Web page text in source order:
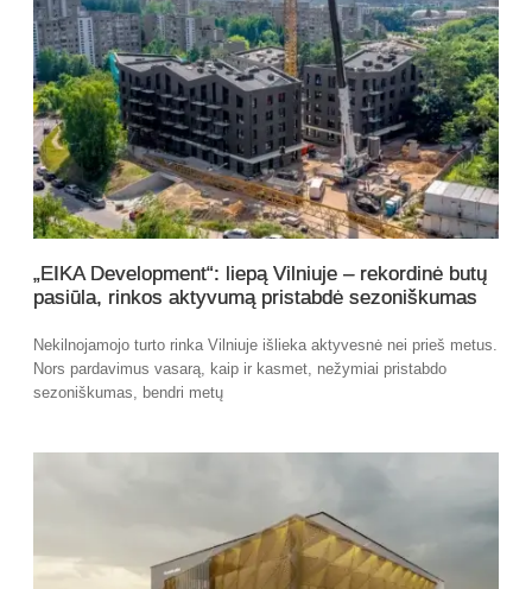
„EIKA Development“: liepą Vilniuje – rekordinė butų
pasiūla, rinkos aktyvumą pristabdė sezoniškumas
Nekilnojamojo turto rinka Vilniuje išlieka aktyvesnė nei prieš metus.
Nors pardavimus vasarą, kaip ir kasmet, nežymiai pristabdo
sezoniškumas, bendri metų